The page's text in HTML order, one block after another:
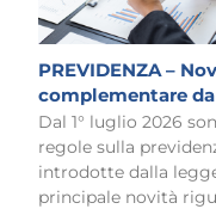
PREVIDENZA –
complementare
Dal 1° luglio 2026
regole sulla
introdotte dalla
principale novità